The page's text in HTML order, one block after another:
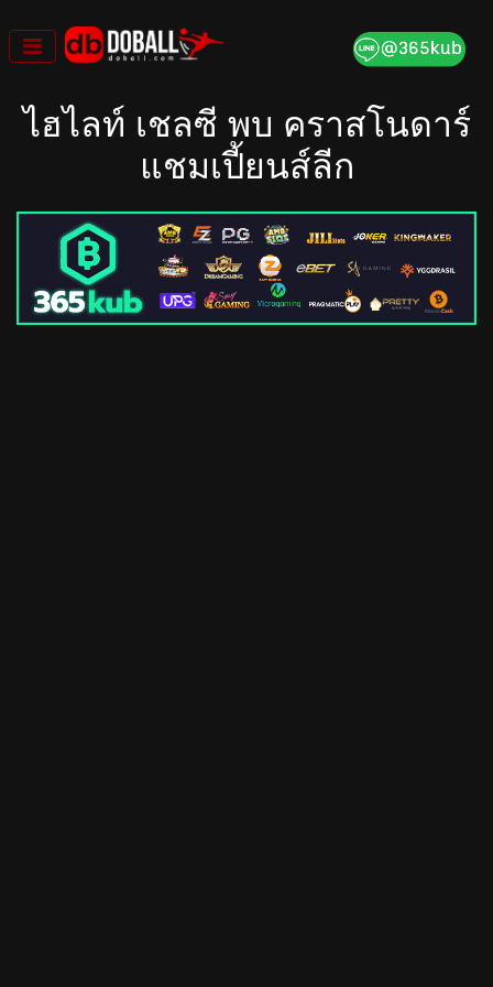
to
content
ไฮไลท์ เชลซี พบ คราสโนดาร์
แชมเปี้ยนส์ลีก